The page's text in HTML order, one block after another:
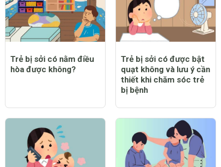
Trẻ bị sởi có nằm điều
hòa được không?
Trẻ bị sởi có được bật
quạt không và lưu ý cần
thiết khi chăm sóc trẻ
bị bệnh